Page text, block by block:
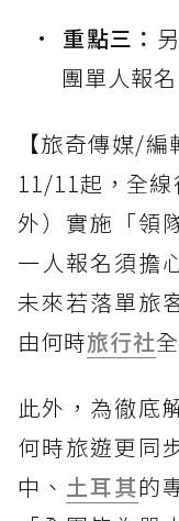
重點三：
團單人報名
【旅奇傳媒/
11/11起，全
外）實施「領
一人報名須擔
未來若落單旅
由何時旅行社
此外，為徹底
何時旅遊更同
中、 土耳其的